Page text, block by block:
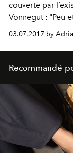
couverte par
Vonnegut : "Peu
là au sort, en se
n’oubliant
merveilleuse."
03.07.2017 by
Recommandé